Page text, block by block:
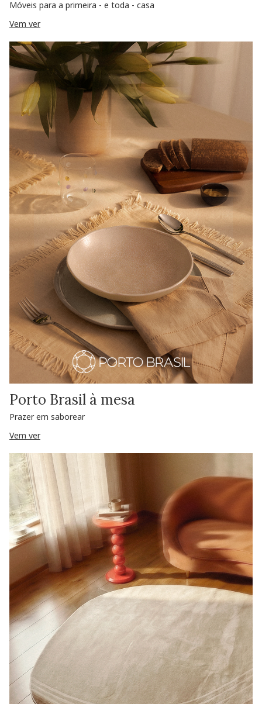
Móveis para a primeira - e toda - casa
Vem ver
Porto Brasil à mesa
Prazer em saborear
Vem ver